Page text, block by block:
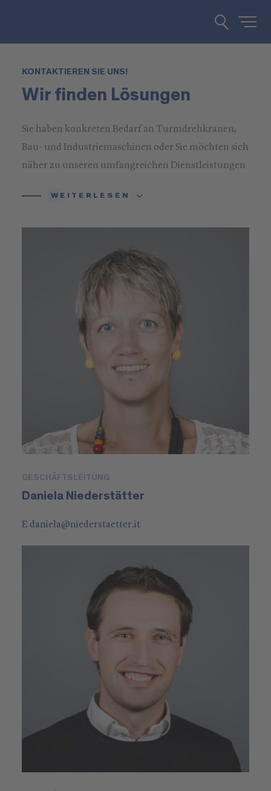
KONTAKTIEREN SIE UNS!
Wir finden Lösungen
Sie haben konkreten Bedarf an Turmdrehkranen,
Bau- und Industriemaschinen oder Sie möchten sich
näher zu unseren umfangreichen Dienstleistungen
WEITERLESEN
GESCHÄFTSLEITUNG
Daniela Niederstätter
E daniela@niederstaetter.it